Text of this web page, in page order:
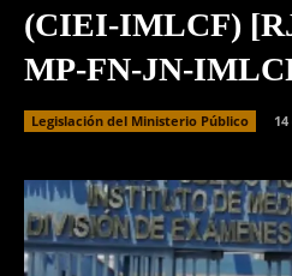
(CIEI-IMLCF)
MP-FN-JN-
Legislación del Ministerio Público